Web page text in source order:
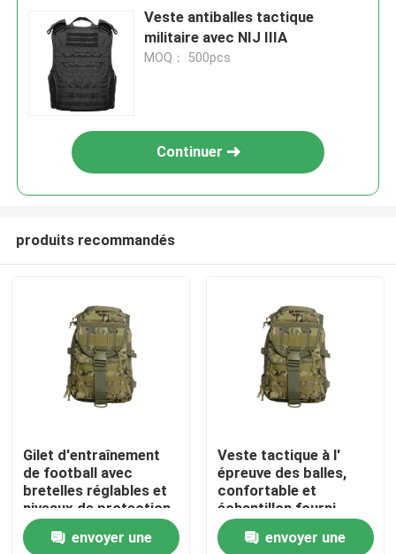
Veste antiballes tactique
militaire avec NIJ IIIA
MOQ： 500pcs
Continuer
produits recommandés
Gilet d'entraînement
de football avec
bretelles réglables et
niveaux de protection
NIJ IV pour une
performance ultime
envoyer une
Veste tactique à l'
épreuve des balles,
confortable et
échantillon fourni.
envoyer une